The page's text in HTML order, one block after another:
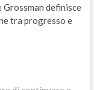
Grossman definisce
tra progresso e